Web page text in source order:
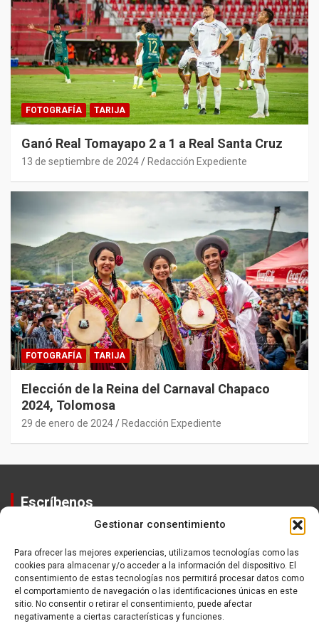
Gestionar consentimiento
Para ofrecer las mejores experiencias, utilizamos tecnologías como las
cookies para almacenar y/o acceder a la información del dispositivo. El
consentimiento de estas tecnologías nos permitirá procesar datos como
el comportamiento de navegación o las identificaciones únicas en este
sitio. No consentir o retirar el consentimiento, puede afectar
negativamente a ciertas características y funciones.
FOTOGRAFÍA TARIJA
Ganó Real Tomayapo 2 a 1 a Real Santa Cruz
13 de septiembre de 2024 Redacción Expediente
FOTOGRAFÍA TARIJA
Elección de la Reina del Carnaval Chapaco
2024, Tolomosa
29 de enero de 2024 Redacción Expediente
Escríbenos
Equipo
Política de Privacidad